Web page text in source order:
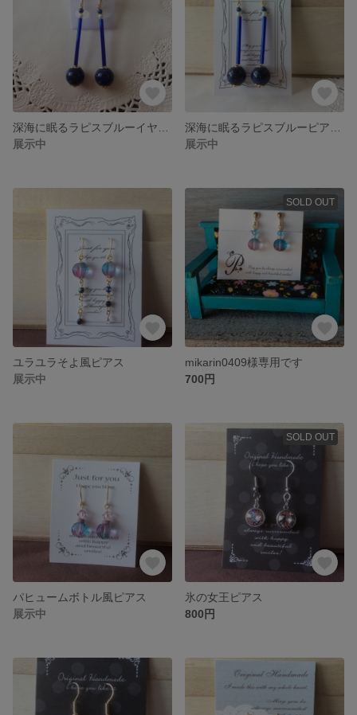
展示中
展示中
ユラユラそよ風ピアス
展示中
SOLD OUT
mikarin0409様専用です
700円
パヒュームボトル風ピアス
展示中
SOLD OUT
氷の女王ピアス
800円